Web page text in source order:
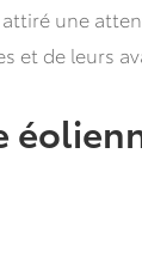
une
et de leurs